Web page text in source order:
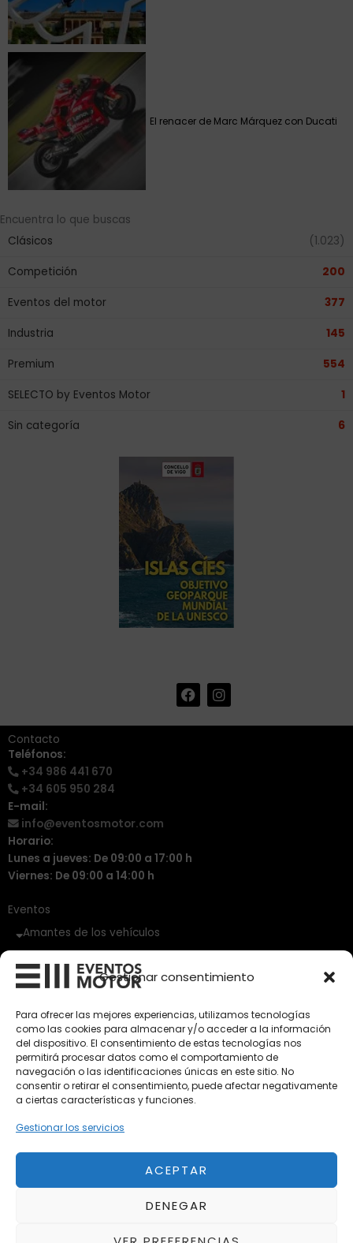
Gestionar consentimiento
Para ofrecer las mejores experiencias, utilizamos tecnologías
como las cookies para almacenar y/o acceder a la información
del dispositivo. El consentimiento de estas tecnologías nos
permitirá procesar datos como el comportamiento de
navegación o las identificaciones únicas en este sitio. No
consentir o retirar el consentimiento, puede afectar negativamente
a ciertas características y funciones.
Gestionar los servicios
ACEPTAR
DENEGAR
El renacer de Marc Márquez con Ducati
Encuentra lo que buscas
Clásicos
(1.023)
Competición 200
Eventos del motor 377
Industria 145
Premium 554
SELECTO by Eventos Motor 1
Sin categoría 6
F
a
e
I
n
t
Contacto
Teléfonos:
+34 986 441 670
+34 605 950 284
E-mail:
info@eventosmotor.com
Horario:
Lunes a jueves: De 09:00 a 17:00 h
Viernes: De 09:00 a 14:00 h
Eventos
Amantes de los vehículos
Vehículos Clásicos
Vehículos de Ocasión
Próximos
Eclipse by SELECTO
Del 12/08/2026 al 12/08/2026
Del 02/10/2026 al 05/10/2026
Del 02/10/2026 al 05/10/2026